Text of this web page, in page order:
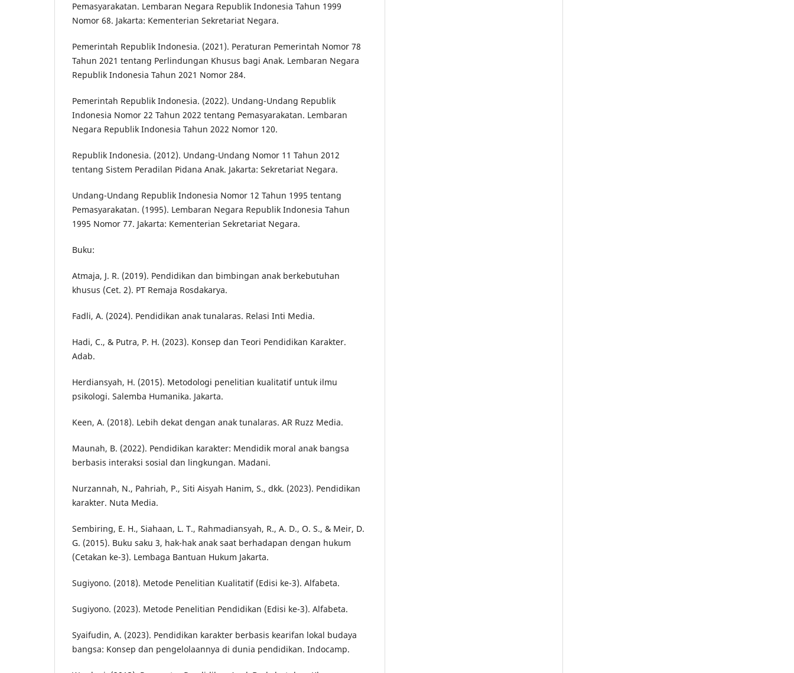
Pemasyarakatan. Lembaran Negara Republik Indonesia Tahun 1999
Nomor 68. Jakarta: Kementerian Sekretariat Negara.
Pemerintah Republik Indonesia. (2021). Peraturan Pemerintah Nomor 78
Tahun 2021 tentang Perlindungan Khusus bagi Anak. Lembaran Negara
Republik Indonesia Tahun 2021 Nomor 284.
Pemerintah Republik Indonesia. (2022). Undang-Undang Republik
Indonesia Nomor 22 Tahun 2022 tentang Pemasyarakatan. Lembaran
Negara Republik Indonesia Tahun 2022 Nomor 120.
Republik Indonesia. (2012). Undang-Undang Nomor 11 Tahun 2012
tentang Sistem Peradilan Pidana Anak. Jakarta: Sekretariat Negara.
Undang-Undang Republik Indonesia Nomor 12 Tahun 1995 tentang
Pemasyarakatan. (1995). Lembaran Negara Republik Indonesia Tahun
1995 Nomor 77. Jakarta: Kementerian Sekretariat Negara.
Buku:
Atmaja, J. R. (2019). Pendidikan dan bimbingan anak berkebutuhan
khusus (Cet. 2). PT Remaja Rosdakarya.
Fadli, A. (2024). Pendidikan anak tunalaras. Relasi Inti Media.
Hadi, C., & Putra, P. H. (2023). Konsep dan Teori Pendidikan Karakter.
Adab.
Herdiansyah, H. (2015). Metodologi penelitian kualitatif untuk ilmu
psikologi. Salemba Humanika. Jakarta.
Keen, A. (2018). Lebih dekat dengan anak tunalaras. AR Ruzz Media.
Maunah, B. (2022). Pendidikan karakter: Mendidik moral anak bangsa
berbasis interaksi sosial dan lingkungan. Madani.
Nurzannah, N., Pahriah, P., Siti Aisyah Hanim, S., dkk. (2023). Pendidikan
karakter. Nuta Media.
Sembiring, E. H., Siahaan, L. T., Rahmadiansyah, R., A. D., O. S., & Meir, D.
G. (2015). Buku saku 3, hak-hak anak saat berhadapan dengan hukum
(Cetakan ke-3). Lembaga Bantuan Hukum Jakarta.
Sugiyono. (2018). Metode Penelitian Kualitatif (Edisi ke-3). Alfabeta.
Sugiyono. (2023). Metode Penelitian Pendidikan (Edisi ke-3). Alfabeta.
Syaifudin, A. (2023). Pendidikan karakter berbasis kearifan lokal budaya
bangsa: Konsep dan pengelolaannya di dunia pendidikan. Indocamp.